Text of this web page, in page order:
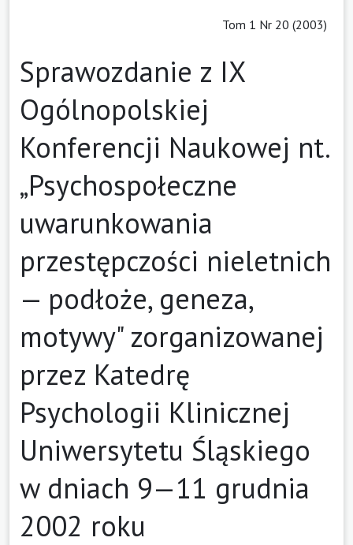
Tom 1 Nr 20 (2003)
Sprawozdanie z IX
Ogólnopolskiej
Konferencji Naukowej nt.
„Psychospołeczne
uwarunkowania
przestępczości nieletnich
— podłoże, geneza,
motywy" zorganizowanej
przez Katedrę
Psychologii Klinicznej
Uniwersytetu Śląskiego
w dniach 9—11 grudnia
2002 roku